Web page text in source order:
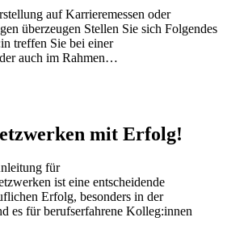
auf Karrieremessen oder
überzeugen Stellen Sie sich Folgendes
treffen Sie bei einer
auch im Rahmen…
mit Erfolg!
für
ist eine entscheidende
Erfolg, besonders in der
es für berufserfahrene Kolleg:innen